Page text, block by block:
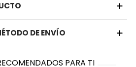
DE ENVÍO
PARA TI